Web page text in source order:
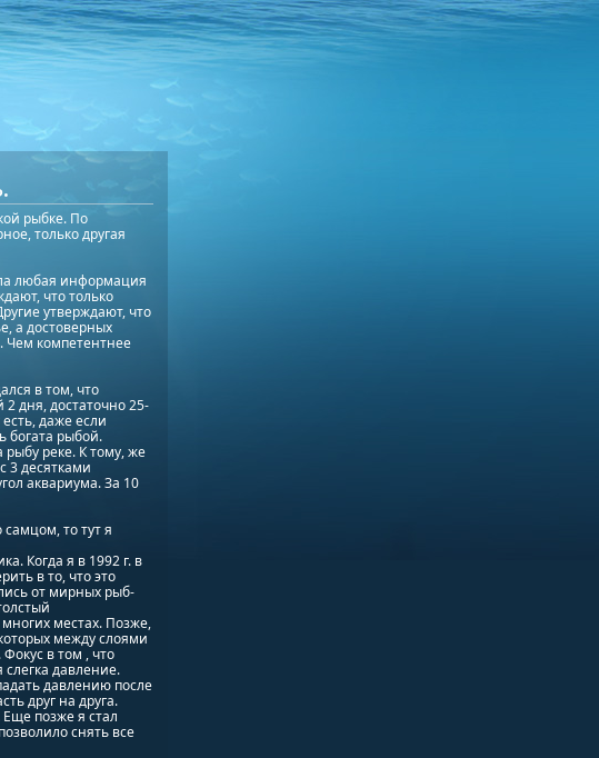
рыбке. По
только другая
любая информация
что только
утверждают, что
а достоверных
Чем компетентнее
в том, что
дня, достаточно 25-
даже если
богата рыбой.
рыбу реке. К тому, же
3 десятками
аквариума. За 10
самцом, то тут я
Когда я в 1992 г. в
в то, что это
от мирных рыб-
местах. Позже,
между слоями
в том , что
давление.
давлению после
друг на друга.
Еще позже я стал
снять все